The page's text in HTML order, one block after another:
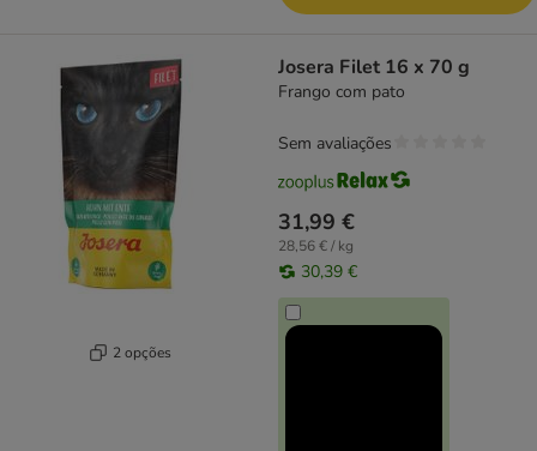
2 opções
Josera Filet 16 x 70 g
Frango com pato
31,99 €
28,56 € / kg
30,39 €
Sem avaliações